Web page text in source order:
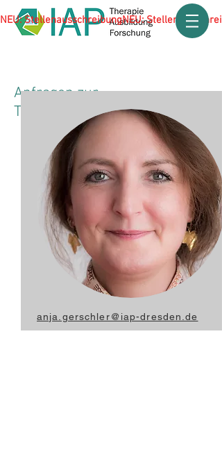
NEU: Stellenausschreibung
Anfragen zur
Therapieausbildung VT
anja.gerschler@iap-dresden.de